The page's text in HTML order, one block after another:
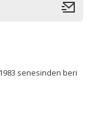
senesinden beri